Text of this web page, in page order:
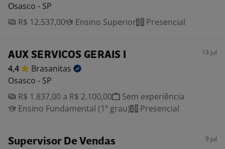
Osasco - SP
R$ 12.537,00
Ensino Superior Presencial
AUX SERVICOS GERAIS I 13 jul
4,4
Brasanitas
Osasco - SP
R$ 1.837,00 a R$ 2.100,00
Sem experiência
Ensino Fundamental (1º grau)
Presencial
Supervisor De Vendas 9 jul